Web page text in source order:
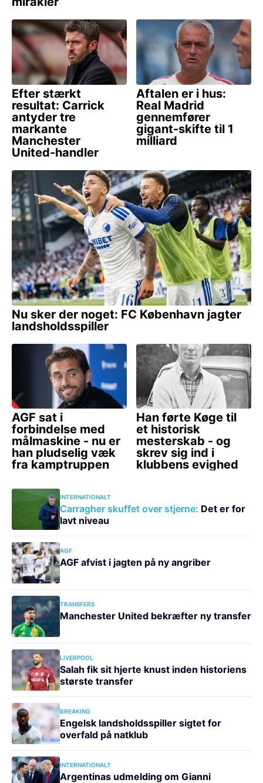
INTERNATIONALT
Carragher skuffet over stjerne: Det er for
lavt niveau
AGF
AGF afvist i jagten på ny angriber
TRANSFERS
Manchester United bekræfter ny transfer
LIVERPOOL
Salah fik sit hjerte knust inden historiens
største transfer
BREAKING
Engelsk landsholdsspiller sigtet for
overfald på natklub
INTERNATIONALT
Argentinas udmelding om Gianni